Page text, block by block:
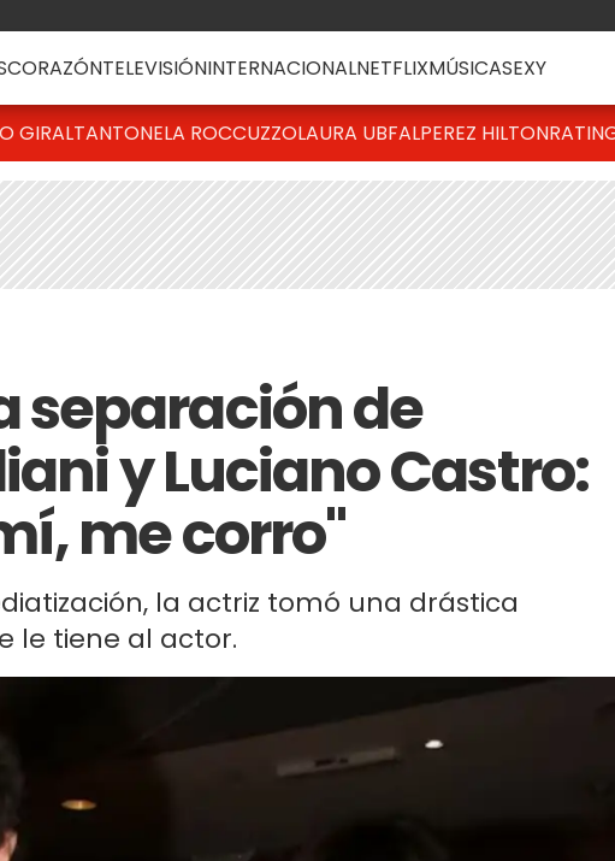
CORAZÓNTELEVISIÓNINTERNACIONALNETFLIXMÚSICASEXY
GIRALTANTONELA ROCCUZZOLAURA UBFALPEREZ HILTON
separación de
y Luciano Castro:
me corro"
la actriz tomó una drástica
le tiene al actor.